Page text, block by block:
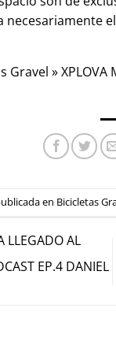
Gravel »
en Bicicletas
LLEGADO AL
EP.4 DANIEL